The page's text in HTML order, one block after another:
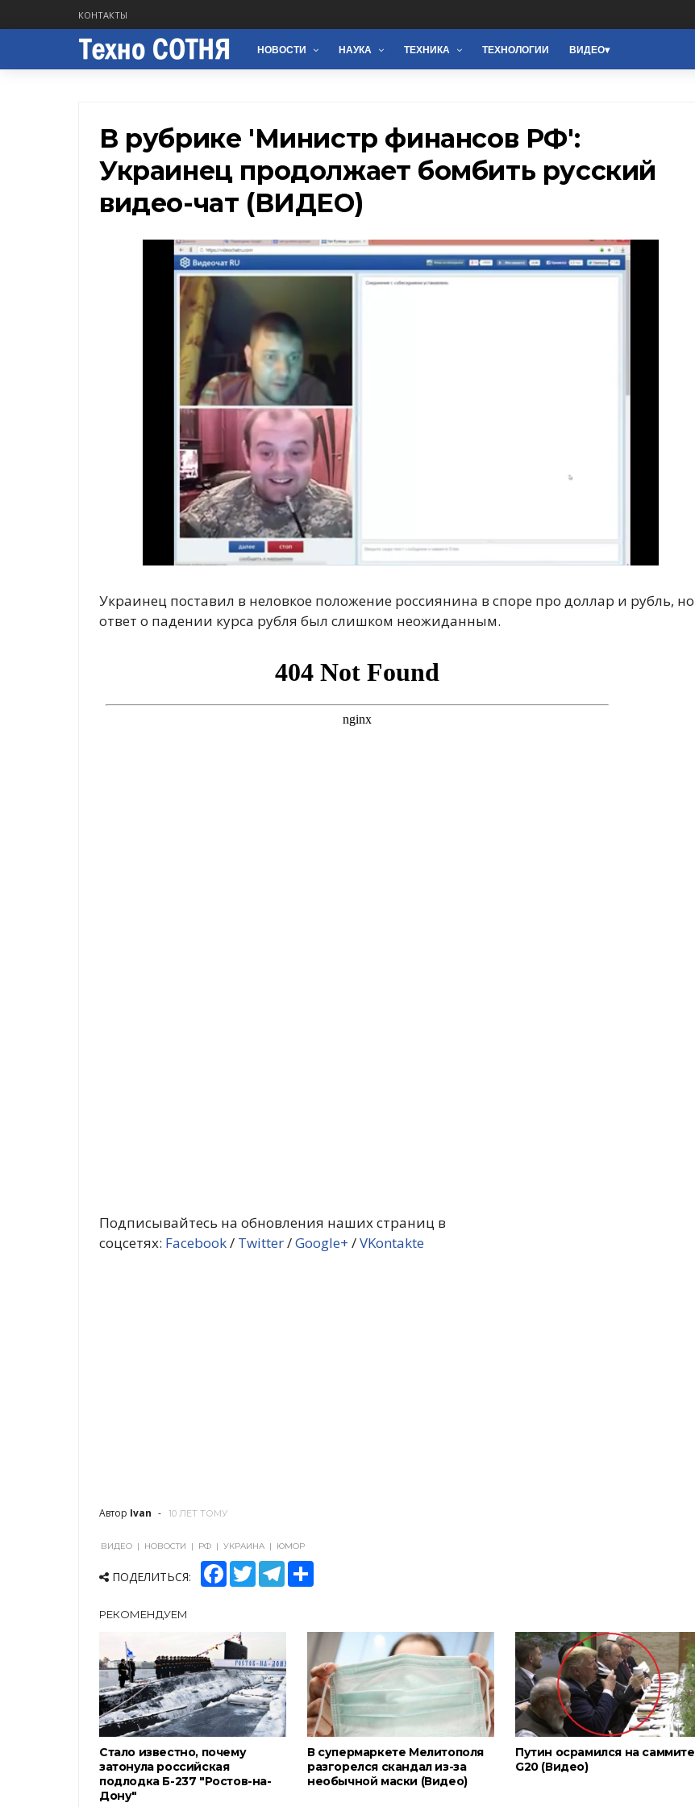
КОНТАКТЫ
НОВОСТИ НАУКА ТЕХНИКА ТЕХНОЛОГИИ ВИДЕО
В рубрике 'Министр финансов РФ':
Украинец продолжает бомбить русский
видео-чат (ВИДЕО)
Украинец поставил в неловкое положение россиянина в споре про доллар и рубль, но
ответ о падении курса рубля был слишком неожиданным.
Подписывайтесь на обновления наших страниц в
соцсетях: Facebook/ Twitter/Google+ /VKontakte
Автор Ivan 10 ЛЕТ ТОМУ
ВИДЕО | НОВОСТИ | РФ | УКРАИНА | ЮМОР
ПОДЕЛИТЬСЯ:
F
o
o
k
T
w
T
r
m
РЕКОМЕНДУЕМ
Стало известно, почему
затонула российская
подлодка Б-237 "Ростов-на-
Дону"
В супермаркете Мелитополя
разгорелся скандал из-за
необычной маски (Видео)
Путин осрамился на саммите
G20 (Видео)